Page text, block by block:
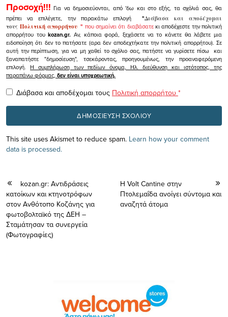
Προσοχή!!! Για να δημοσιεύονται, από 'δω και στο εξής, τα σχόλιά σας, θα
πρέπει να επιλέγετε, την παρακάτω επιλογή
"Διάβασα και αποδέχομαι
τουςΠολιτική απορρήτου" που σημαίνει ότι διαβάσατεκι αποδέχεστε την πολιτική
απορρήτου τουkozan.gr. Αν, κάποια φορά, ξεχάσετε να το κάνετε θα λάβετε μια
ειδοποίηση ότι δεν το πατήσατε (αρα δεν αποδεχτήκατε την πολιτική απορρήτου). Σε
αυτή την περίπτωση, για να μη χαθεί το σχόλιο σας, πατήστε να γυρίσετε πίσω και
ξαναπατήστε "δημοσίευση", τσεκάροντας, προηγουμένως, την προαναφερόμενη
επιλογή.Η συμπλήρωση των πεδίων όνομα, Ηλ. διεύθυνση και ιστότοπος, της
παραπάνω φόρμας, δεν είναι υποχρεωτική.
Διάβασα και αποδέχομαι τους Πολιτική απορρήτου *
This site uses Akismet to reduce spam. Learn how your comment
data is processed.
kozan.gr: Αντιδράσεις
κατοίκων και κτηνοτρόφων
στον Ανθότοπο Koζάνης για
φωτοβολταϊκό της ΔΕΗ –
Σταμάτησαν τα συνεργεία
(Φωτογραφίες)
Η Volt Cantine στην
Πτολεμαΐδα ανοίγει σύντομα και
αναζητά άτομα